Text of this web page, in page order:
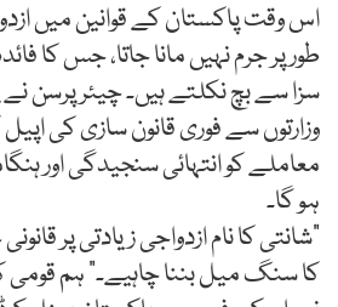
اس وقت پاکستان کے قوانین میں
طور پر جرم نہیں مانا جاتا، جس کا
سزا سے بچ نکلتے ہیں۔ چیئرپرسن نے
وزارتوں سے فوری قانون سازی کی
معاملے کو انتہائی سنجیدگی اور
ہو گا۔
"شانتی کا نام ازدواجی زیادتی پر
کا سنگ میل بننا چاہیے۔” ہم قومی